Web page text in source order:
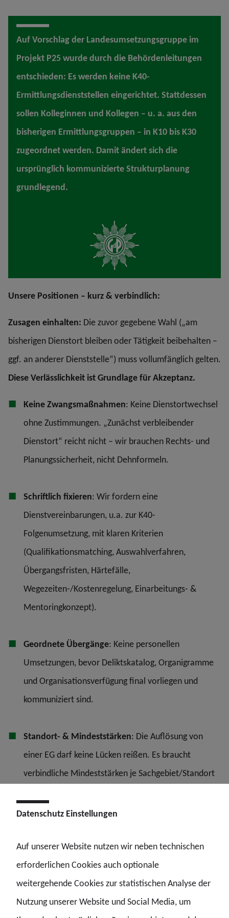
Auf Vorschlag der Landesumsetzungsgruppe im
Projekt P25 wurde durch die Behördenleitungen
entschieden: Es werden keine K40-
Ermittlungsdienststellen eingerichtet. Stattdessen
sollen Kolleginnen und Kollegen – u. a. aus den
bisherigen Ermittlungsgruppen – in K10 bis K30
zugeordnet werden. Damit ändert sich die
ursprünglich kommunizierte Strukturplanung
grundlegend.
Unsere Positionen – kurz & verbindlich:
Zusagen einhalten: Die zuvor gegebene Wahl („am
bisherigen Dienstort bleiben oder Tätigkeit beibehalten –
ggf. an anderer Dienststelle“) muss vollumfänglich gelten.
Diese Verlässlichkeit ist Grundlage für Akzeptanz.
Keine Zwangsmaßnahmen: Keine Dienstortwechsel
ohne Zustimmungen. „Zunächst verbleibender
Dienstort“ reicht nicht – wir brauchen Rechts- und
Planungssicherheit, nicht Dehnformeln.
Schriftlich fixieren: Wir fordern eine
Dienstvereinbarungen, u.a. zur K40-
Folgenumsetzung, mit klaren Kriterien
(Qualifikationsmatching, Auswahlverfahren,
Übergangsfristen, Härtefälle,
Wegezeiten-/Kostenregelung, Einarbeitungs- &
Mentoringkonzept).
Geordnete Übergänge: Keine personellen
Umsetzungen, bevor Deliktskatalog, Organigramme
und Organisationsverfügung final vorliegen und
kommuniziert sind.
Standort- & Mindeststärken: Die Auflösung von
einer EG darf keine Lücken reißen. Es braucht
verbindliche Mindeststärken je Sachgebiet/Standort
muss eine ausreichend starke Tagdienstkomponente
optimieren.
Transparenz & Beteiligungen: Frühzeitige
Einbindungen der Personalräte, FAQ mit
Datenschutz Einstellungen
Auf unserer Website nutzen wir neben technischen
erforderlichen Cookies auch optionale
weitergehende Cookies zur statistischen Analyse der
Nutzung unserer Website und Social Media, um